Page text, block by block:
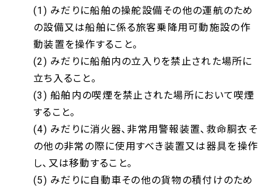
(1) みだりに船舶の操舵設備その他の運航のため
の設備又は船舶に係る旅客乗降用可動施設の作
動装置を操作すること｡
(2) みだりに船舶内の立入りを禁止された場所に
立ち入ること｡
(3) 船舶内の喫煙を禁止された場所において喫煙
すること｡
(4) みだりに消火器､非常用警報装置､救命胴衣そ
の他の非常の際に使用すべき装置又は器具を操作
し､又は移動すること｡
(5) みだりに自動車その他の貨物の積付けのため